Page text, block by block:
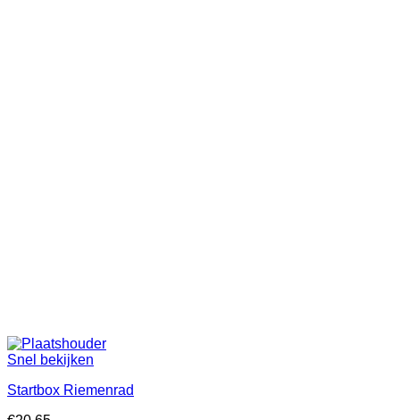
Snel bekijken
Startbox Riemenrad